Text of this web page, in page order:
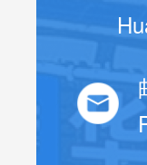
新闻